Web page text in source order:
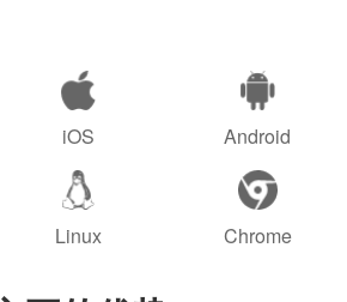
iOS Android
Linux Chrome